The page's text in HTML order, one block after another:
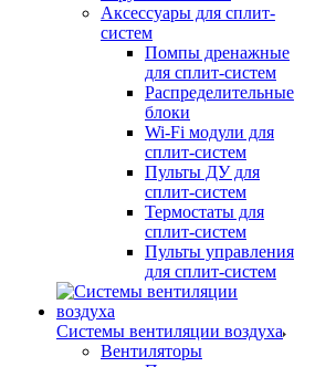
Аксессуары для сплит-
систем
Помпы дренажные
для сплит-систем
Распределительные
блоки
Wi-Fi модули для
сплит-систем
Пульты ДУ для
сплит-систем
Термостаты для
сплит-систем
Пульты управления
для сплит-систем
Системы вентиляции воздуха
Вентиляторы